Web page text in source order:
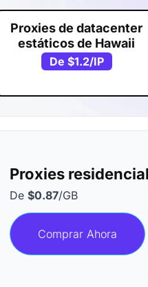
Proxies de datacenter
estáticos de Hawaii
De $1.2/IP
Proxies
De $0.87/GB
Comprar Ahora